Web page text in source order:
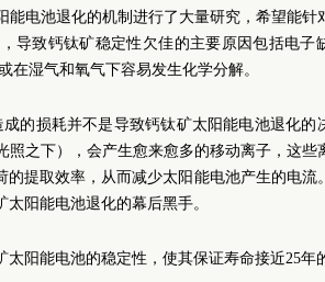
电池退化的机制进行了大量研究，希望能针
导致钙钛矿稳定性欠佳的主要原因包括电子
在湿气和氧气下容易发生化学分解。
的损耗并不是导致钙钛矿太阳能电池退化的
照之下），会产生愈来愈多的移动离子，这些
提取效率，从而减少太阳能电池产生的电流
阳能电池退化的幕后黑手。
阳能电池的稳定性，使其保证寿命接近25年